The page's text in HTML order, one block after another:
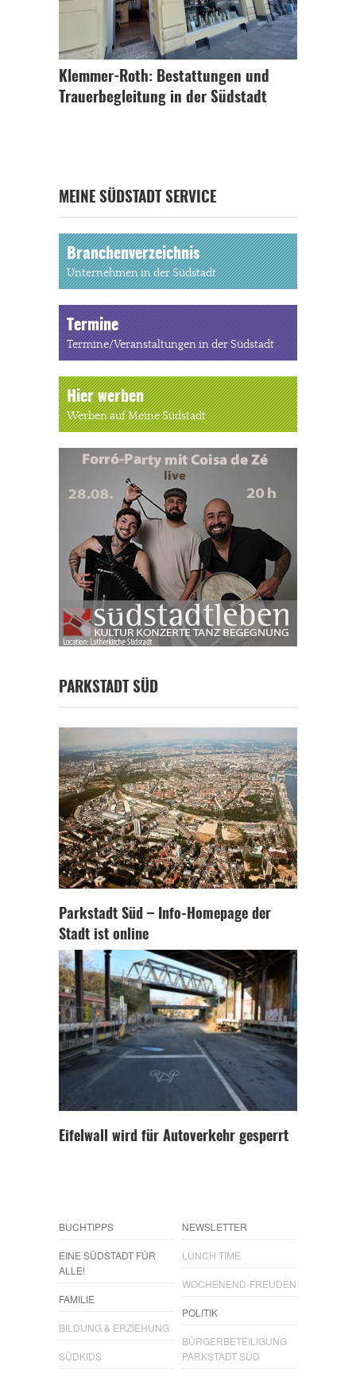
Klemmer-Roth: Bestattungen und
Trauerbegleitung in der Südstadt
MEINE SÜDSTADT SERVICE
Branchenverzeichnis
Unternehmen in der Südstadt
Termine
Termine/Veranstaltungen in der Südstadt
Hier werben
Werben auf Meine Südstadt
PARKSTADT SÜD
Parkstadt Süd – Info-Homepage der
Stadt ist online
Eifelwall wird für Autoverkehr gesperrt
BUCHTIPPS
EINE SÜDSTADT FÜR
ALLE!
FAMILIE
BILDUNG & ERZIEHUNG
SÜDKIDS
NEWSLETTER
LUNCH TIME
WOCHENEND-FREUDEN
POLITIK
BÜRGERBETEILIGUNG
PARKSTADT SÜD